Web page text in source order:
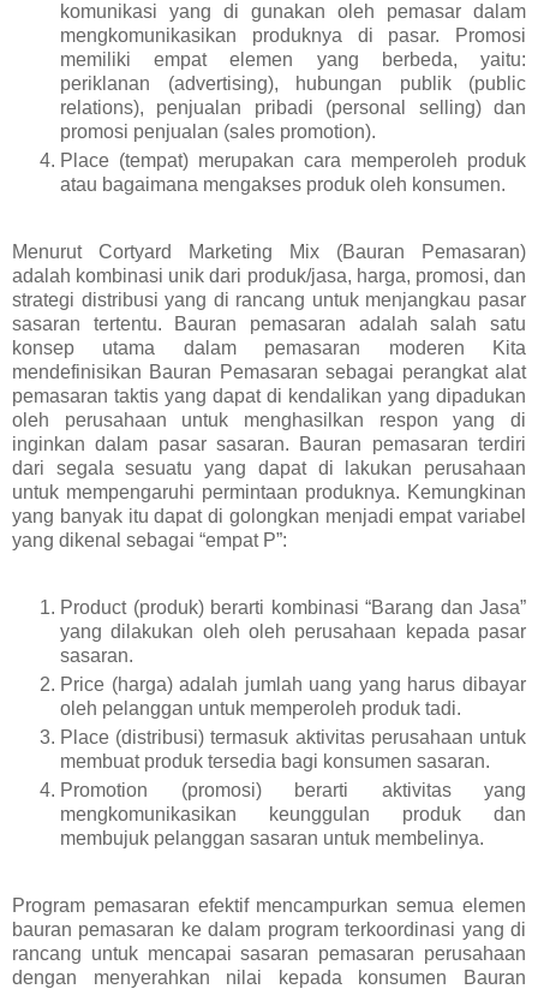
komunikasi yang di gunakan oleh pemasar dalam
mengkomunikasikan produknya di pasar. Promosi
memiliki empat elemen yang berbeda, yaitu:
periklanan (advertising), hubungan publik (public
relations), penjualan pribadi (personal selling) dan
promosi penjualan (sales promotion).
Place (tempat) merupakan cara memperoleh produk
atau bagaimana mengakses produk oleh konsumen.
Menurut Cortyard Marketing Mix (Bauran Pemasaran)
adalah kombinasi unik dari produk/jasa, harga, promosi, dan
strategi distribusi yang di rancang untuk menjangkau pasar
sasaran tertentu. Bauran pemasaran adalah salah satu
konsep utama dalam pemasaran moderen Kita
mendefinisikan Bauran Pemasaran sebagai perangkat alat
pemasaran taktis yang dapat di kendalikan yang dipadukan
oleh perusahaan untuk menghasilkan respon yang di
inginkan dalam pasar sasaran. Bauran pemasaran terdiri
dari segala sesuatu yang dapat di lakukan perusahaan
untuk mempengaruhi permintaan produknya. Kemungkinan
yang banyak itu dapat di golongkan menjadi empat variabel
yang dikenal sebagai “empat P”:
Product (produk) berarti kombinasi “Barang dan Jasa”
yang dilakukan oleh oleh perusahaan kepada pasar
sasaran.
Price (harga) adalah jumlah uang yang harus dibayar
oleh pelanggan untuk memperoleh produk tadi.
Place (distribusi) termasuk aktivitas perusahaan untuk
membuat produk tersedia bagi konsumen sasaran.
Promotion (promosi) berarti aktivitas yang
mengkomunikasikan keunggulan produk dan
membujuk pelanggan sasaran untuk membelinya.
Program pemasaran efektif mencampurkan semua elemen
bauran pemasaran ke dalam program terkoordinasi yang di
rancang untuk mencapai sasaran pemasaran perusahaan
dengan menyerahkan nilai kepada konsumen Bauran